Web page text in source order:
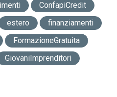
ConfapiCredit
estero
finanziamenti
FormazioneGratuita
GiovaniImprenditori